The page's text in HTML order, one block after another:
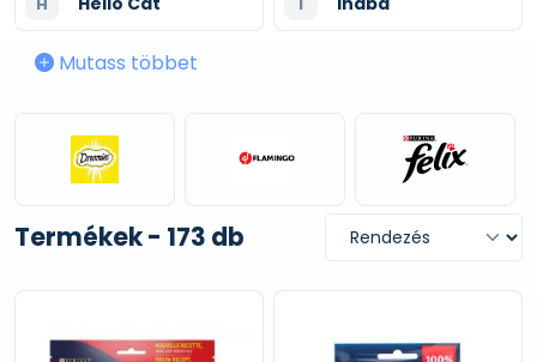
Mutass többet
Termékek - 173 db